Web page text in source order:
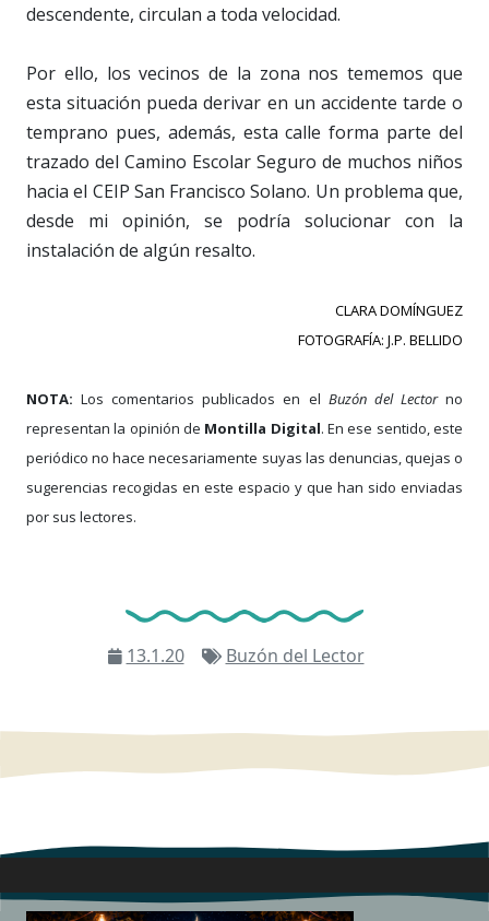
descendente, circulan a toda velocidad.
Por ello, los vecinos de la zona nos tememos que
esta situación pueda derivar en un accidente tarde o
temprano pues, además, esta calle forma parte del
trazado del Camino Escolar Seguro de muchos niños
hacia el CEIP San Francisco Solano. Un problema que,
desde mi opinión, se podría solucionar con la
instalación de algún resalto.
CLARA DOMÍNGUEZ
FOTOGRAFÍA: J.P. BELLIDO
NOTA:Los comentarios publicados en el Buzón del Lectorno
representan la opinión de Montilla Digital. En ese sentido, este
periódico no hace necesariamente suyas las denuncias, quejas o
sugerencias recogidas en este espacio y que han sido enviadas
por sus lectores.
13.1.20 Buzón del Lector